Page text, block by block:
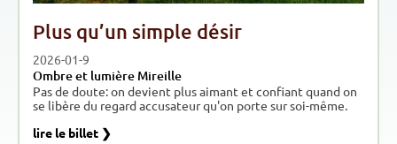
Plus qu’un simple désir
2026-01-9
Ombre et lumière Mireille
Pas de doute: on devient plus aimant et confiant quand on
se libère du regard accusateur qu'on porte sur soi-même.
lire le billet ❯